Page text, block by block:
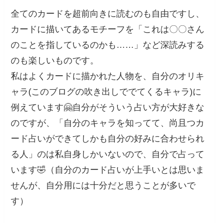
全てのカードを超前向きに読むのも自由ですし、
カードに描いてあるモチーフを「これは〇〇さん
のことを指しているのかも……」など深読みする
のも楽しいものです。
私はよくカードに描かれた人物を、自分のオリキ
ャラ(このブログの吹き出しででてくるキャラ)に
例えています🤗自分がそういう占い方が大好きな
のですが、「自分のキャラを知ってて、尚且つカ
ード占いができてしかも自分の好みに合わせられ
る人」のは私自身しかいないので、自分で占って
います🤣（自分のカード占いが上手いとは思いま
せんが、自分用には十分だと思うことが多いで
す）